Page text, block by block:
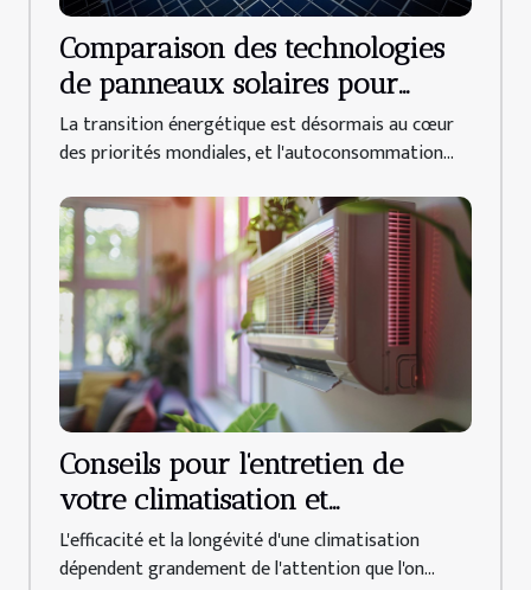
Comparaison des technologies
de panneaux solaires pour
l'autoconsommation
La transition énergétique est désormais au cœur
des priorités mondiales, et l'autoconsommation...
Conseils pour l'entretien de
votre climatisation et
augmentation de sa durée de
vie
L'efficacité et la longévité d'une climatisation
dépendent grandement de l'attention que l'on...